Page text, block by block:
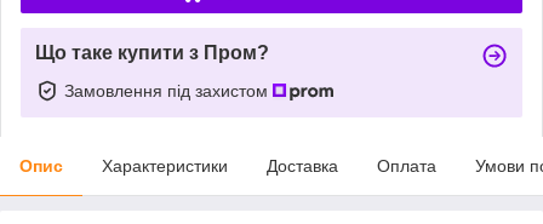
Що таке купити з Пром?
Замовлення під захистом
Опис Характеристики Доставка Оплата Умови